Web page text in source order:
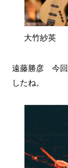
大竹紗英
遠藤勝彦 今回
したね。